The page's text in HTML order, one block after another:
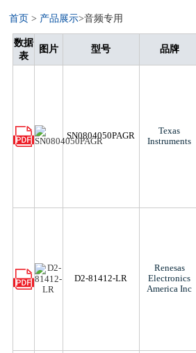
首页 > 产品展示>音频专用
数据
表
图片 型号 品牌
SN0804050PAGR
Texas
Instruments
D2-81412-LR
Renesas
Electronics
America Inc